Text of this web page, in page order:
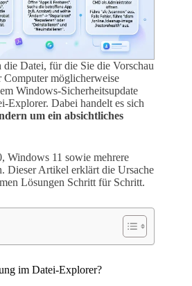
Datei, für die Sie die Vorschau
möglicherweise
Windows-Sicherheitsupdate
Explorer. Dabei handelt es sich
um ein absichtliches
Windows 11 sowie mehrere
Dieser Artikel erklärt die Ursache
Lösungen Schritt für Schritt.
im Datei-Explorer?